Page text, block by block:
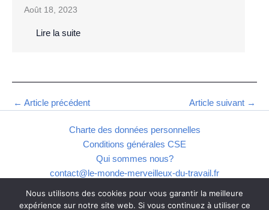
Août 18, 2023
Lire la suite
← Article précédent Article suivant →
Charte des données personnelles
Conditions générales CSE
Qui sommes nous?
contact@le-monde-merveilleux-du-travail.fr
Copyright © 2026 LegalTravail | Propulsé parThème WordPress
Nous utilisons des cookies pour vous garantir la meilleure
expérience sur notre site web. Si vous continuez à utiliser ce